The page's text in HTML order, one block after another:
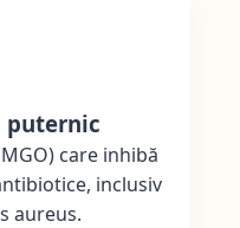
puternic
care inhibă
inclusiv
aureus.